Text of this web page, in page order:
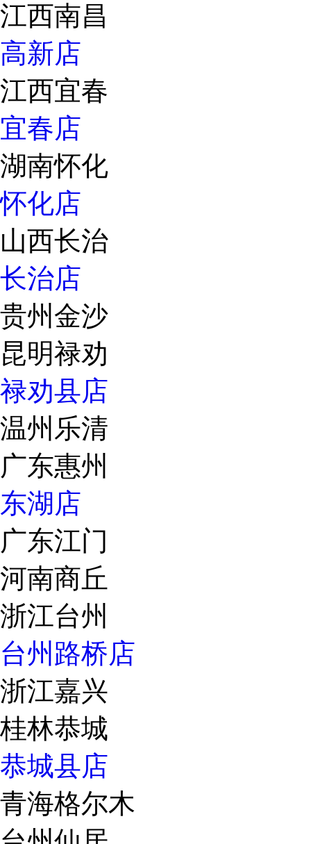
江西南昌
高新店
江西宜春
宜春店
湖南怀化
怀化店
山西长治
长治店
贵州金沙
昆明禄劝
禄劝县店
温州乐清
广东惠州
东湖店
广东江门
河南商丘
浙江台州
台州路桥店
浙江嘉兴
桂林恭城
恭城县店
青海格尔木